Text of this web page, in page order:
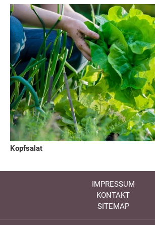
Kopfsalat
IMPRESSUM
KONTAKT
SITEMAP